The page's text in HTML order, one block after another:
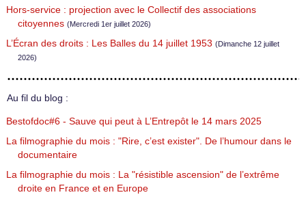
Hors-service : projection avec le Collectif des associations
citoyennes (Mercredi 1er juillet 2026)
L’Écran des droits : Les Balles du 14 juillet 1953 (Dimanche 12 juillet
2026)
Au fil du blog :
Bestofdoc#6 - Sauve qui peut à L’Entrepôt le 14 mars 2025
La filmographie du mois : "Rire, c’est exister". De l’humour dans le
documentaire
La filmographie du mois : La "résistible ascension" de l’extrême
droite en France et en Europe